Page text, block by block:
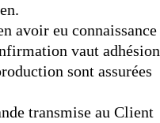
avoir eu connaissance
vaut adhésion
sont assurées
transmise au Client